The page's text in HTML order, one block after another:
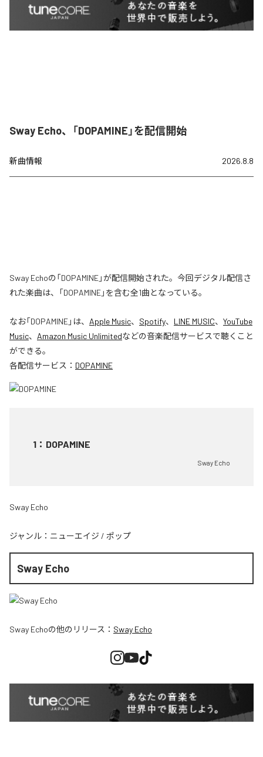
Sway Echo、「DOPAMINE」を配信開始
新曲情報 2026.8.8
Sway Echoの「DOPAMINE」が配信開始された。今回デジタル配信さ
れた楽曲は、「DOPAMINE」を含む全1曲となっている。
なお「DOPAMINE」は、 Apple Music、 Spotify、 LINE MUSIC、 YouTube
Music、 Amazon Music Unlimitedなどの音楽配信サービスで聴くこと
ができる。
各配信サービス： DOPAMINE
1 ： DOPAMINE
Sway Echo
Sway Echo
ジャンル： ニューエイジ / ポップ
Sway Echo
Sway Echoの他のリリース： Sway Echo